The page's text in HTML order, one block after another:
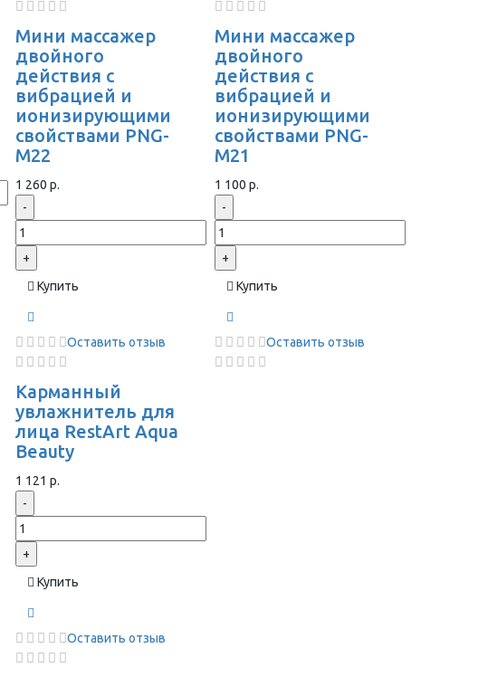
Мини массажер
двойного
действия с
вибрацией и
ионизирующими
свойствами PNG-
M22
1 260 р.
-
+
Купить
Оставить отзыв
Мини массажер
двойного
действия с
вибрацией и
ионизирующими
свойствами PNG-
M21
1 100 р.
-
+
Купить
Оставить отзыв
Карманный
увлажнитель для
лица RestArt Aqua
Beauty
1 121 р.
-
+
Купить
Оставить отзыв